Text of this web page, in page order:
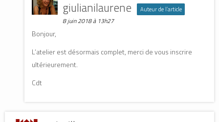
giulianilaurene Auteur de l’article
8 juin 2018 à 13h27
Bonjour,
L’atelier est désormais complet, merci de vous inscrire
ultérieurement.
Cdt